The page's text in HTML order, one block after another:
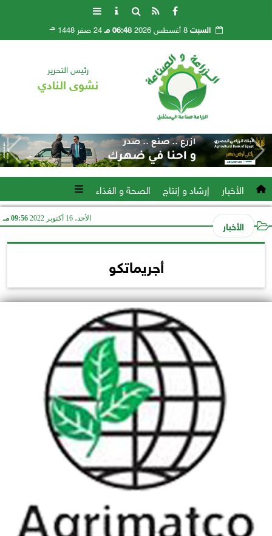
السبت8 أغسطس 2026 06:48 مـ 24 صفر 1448 هـ
رئيس التحرير
نشوى النادي
الأخبار إرشاد و إنتاج الصحة و الغذاء
الأخبار الأحد، 16 أكتوبر 2022 09:56 مـ
أجريماتكو